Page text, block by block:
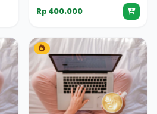
Rp 400.000